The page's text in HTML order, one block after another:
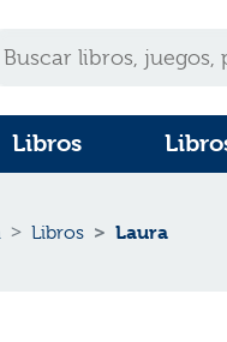
Libros
Libros Laura